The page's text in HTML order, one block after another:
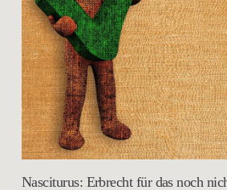
Nasciturus: Erbrecht für das noch